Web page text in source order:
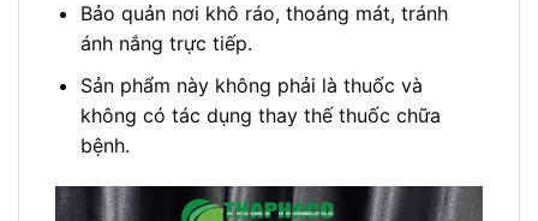
Bảo quản nơi khô ráo, thoáng mát, tránh
ánh nắng trực tiếp.
Sản phẩm này không phải là thuốc và
không có tác dụng thay thế thuốc chữa
bệnh.